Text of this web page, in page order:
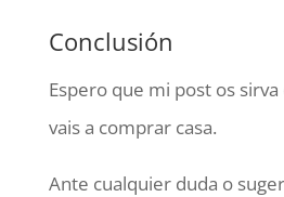
Conclusión
Espero que mi post os
vais a comprar casa.
Ante cualquier duda o